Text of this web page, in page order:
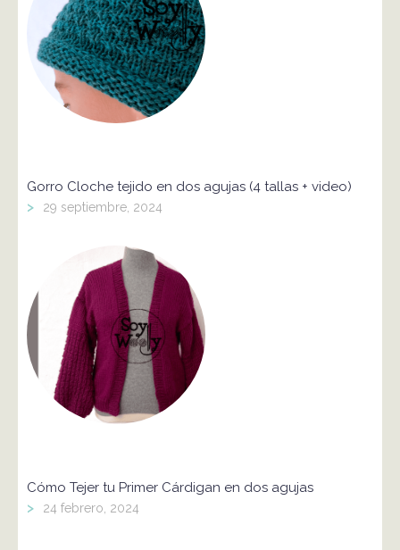
Gorro Cloche tejido en dos agujas (4 tallas + video)
> 29 septiembre, 2024
Cómo Tejer tu Primer Cárdigan en dos agujas
> 24 febrero, 2024